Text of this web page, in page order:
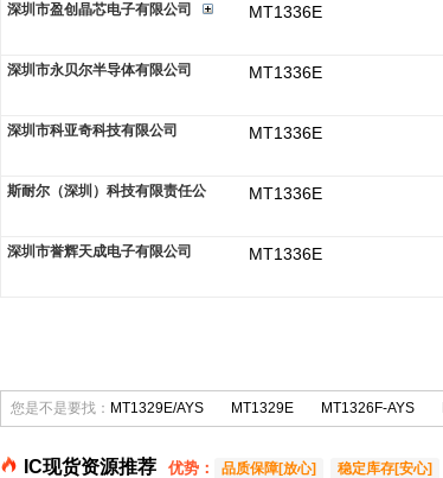
深圳市盈创晶芯电子有限公司 MT1336E
深圳市永贝尔半导体有限公司
MT1336E
深圳市科亚奇科技有限公司 MT1336E
斯耐尔（深圳）科技有限责任公 MT1336E
深圳市誉辉天成电子有限公司
MT1336E
您是不是要找： MT1329E/AYS MT1329E MT1326F-AYS
IC现货资源推荐 优势： 品质保障[放心] 稳定库存[安心]